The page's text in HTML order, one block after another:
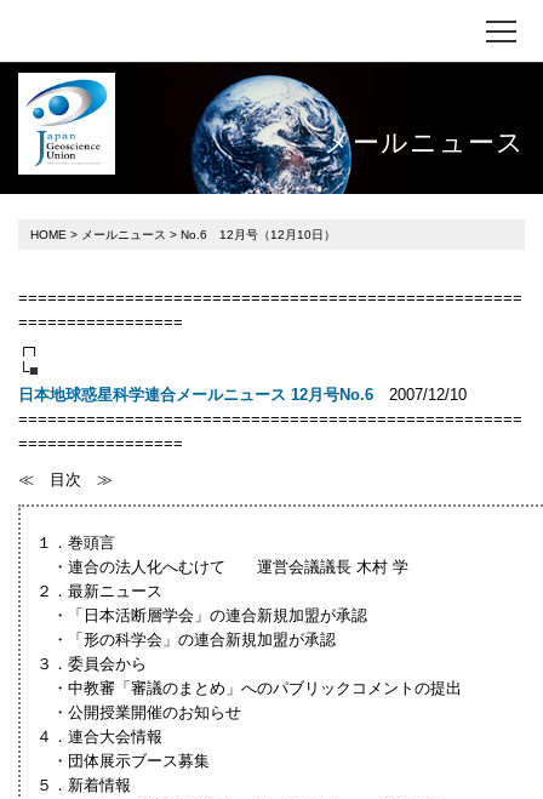
メールニュース
HOME > メールニュース > No.6 12月号（12月10日）
====================================================
=================
┌┐
└■
日本地球惑星科学連合メールニュース 12月号No.6
2007/12/10
====================================================
=================
≪ 目次 ≫
１．巻頭言
・連合の法人化へむけて 運営会議議長 木村 学
２．最新ニュース
・「日本活断層学会」の連合新規加盟が承認
・「形の科学会」の連合新規加盟が承認
３．委員会から
・中教審「審議のまとめ」へのパブリックコメントの提出
・公開授業開催のお知らせ
４．連合大会情報
・団体展示ブース募集
５．新着情報